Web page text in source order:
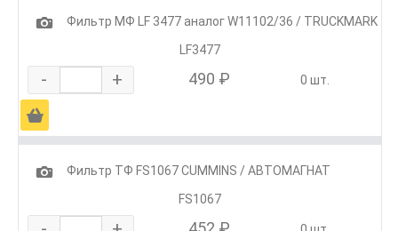
1
Фильтр МФ LF 3477 аналог W11102/36 / TRUCKMARK
LF3477
- + 490 ₽ 0 шт.
Ä
1
Фильтр ТФ FS1067 CUMMINS / АВТОМАГНАТ
FS1067